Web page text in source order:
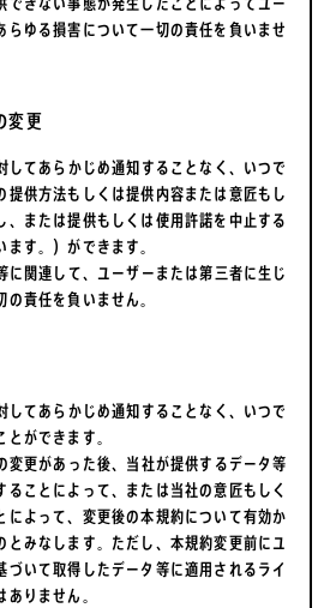
らゆる損害について一切の責任を負いませ
変更
てあらかじめ通知することなく、いつで
提供方法もしくは提供内容または意匠もし
、または提供もしくは使用許諾を中止する
す。）ができます。
関連して、ユーザーまたは第三者に生じ
責任を負いません。
てあらかじめ通知することなく、いつで
ができます。
更があった後、当社が提供するデータ等
ことによって、または当社の意匠もしく
によって、変更後の本規約について有効か
とみなします。ただし、本規約変更前にユ
づいて取得したデータ等に適用されるライ
りません。